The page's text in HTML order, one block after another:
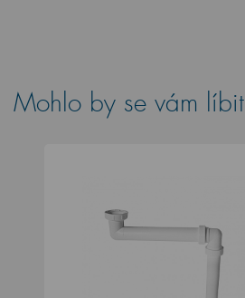
Mohlo by se vám líbit